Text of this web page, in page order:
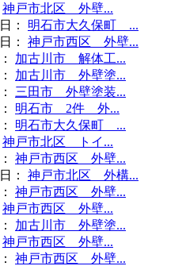
神戸市北区 外壁...
：
明石市大久保町 ...
：
神戸市西区 外壁...
：
加古川市 解体工...
：
加古川市 外壁塗...
：
三田市 外壁塗装...
：
明石市 2件 外...
：
明石市大久保町 ...
神戸市北区 トイ...
：
神戸市西区 外壁...
：
神戸市北区 外構...
：
神戸市西区 外壁...
神戸市西区 外壁...
：
加古川市 外壁塗...
神戸市西区 外壁...
：
神戸市西区 外壁...